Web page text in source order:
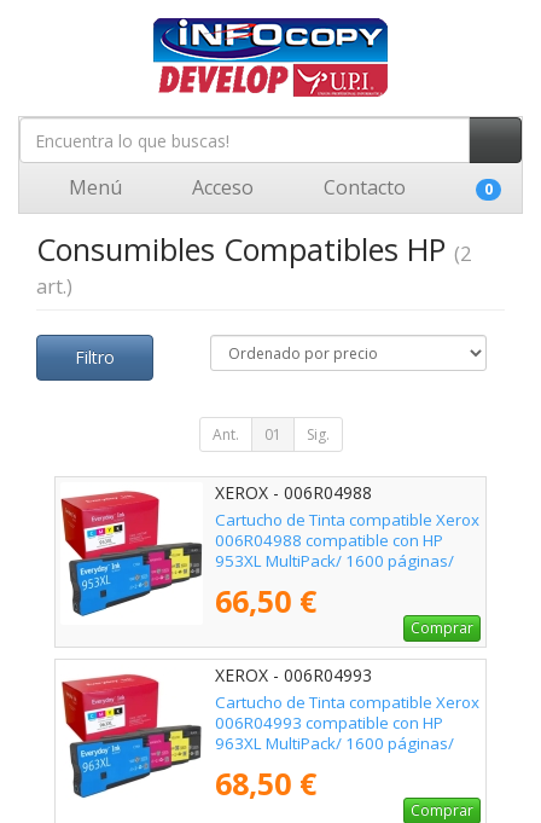
Menú Acceso Contacto 0
Consumibles Compatibles HP (2
art.)
Filtro
Ant. 01 Sig.
XEROX - 006R04988
Cartucho de Tinta compatible Xerox
006R04988 compatible con HP
953XL MultiPack/ 1600 páginas/
66,50 €
Comprar
XEROX - 006R04993
Cartucho de Tinta compatible Xerox
006R04993 compatible con HP
963XL MultiPack/ 1600 páginas/
68,50 €
Comprar